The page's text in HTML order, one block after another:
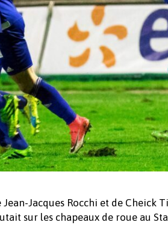
Jacques Rocchi et de
sur les chapeaux de roue au